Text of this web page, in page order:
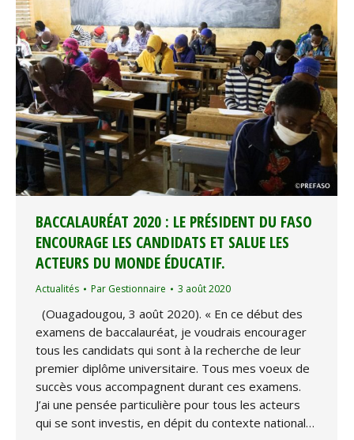
BACCALAURÉAT 2020 : LE PRÉSIDENT DU FASO
ENCOURAGE LES CANDIDATS ET SALUE LES
ACTEURS DU MONDE ÉDUCATIF.
Actualités Par Gestionnaire 3 août 2020
(Ouagadougou, 3 août 2020). « En ce début des
examens de baccalauréat, je voudrais encourager
tous les candidats qui sont à la recherche de leur
premier diplôme universitaire. Tous mes voeux de
succès vous accompagnent durant ces examens.
J’ai une pensée particulière pour tous les acteurs
qui se sont investis, en dépit du contexte national…